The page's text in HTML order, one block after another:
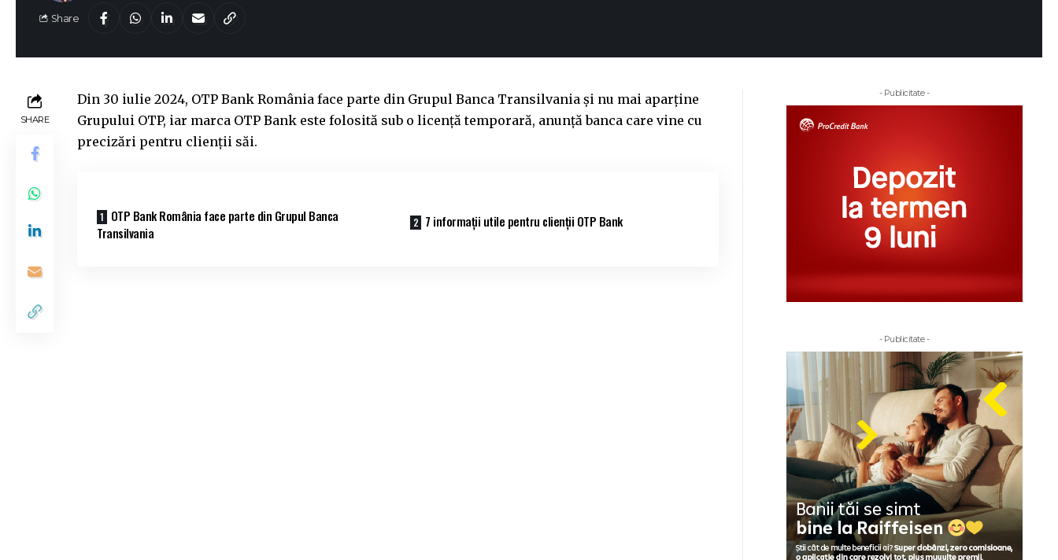
Share
SHARE
Din 30 iulie 2024, OTP Bank România face parte din Grupul Banca Transilvania și nu mai aparține
Grupului OTP, iar marca OTP Bank este folosită sub o licență temporară, anunță banca care vine cu
precizări pentru clienții săi.
OTP Bank România face parte din Grupul Banca
Transilvania
7 informații utile pentru clienții OTP Bank
- Publicitate -
- Publicitate -